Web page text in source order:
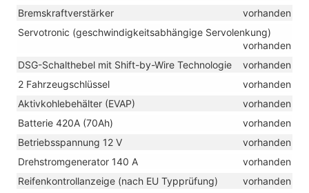
Bremskraftverstärker
vorhanden
Servotronic (geschwindigkeitsabhängige Servolenkung)
vorhanden
DSG-Schalthebel mit Shift-by-Wire Technologie
vorhanden
2 Fahrzeugschlüssel
vorhanden
Aktivkohlebehälter (EVAP)
vorhanden
Batterie 420A (70Ah)
vorhanden
Betriebsspannung 12 V
vorhanden
Drehstromgenerator 140 A
vorhanden
Reifenkontrollanzeige (nach EU Typprüfung)
vorhanden